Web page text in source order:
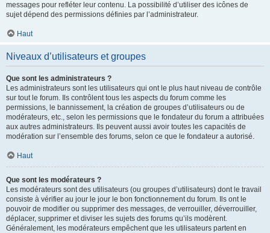
messages pour refléter leur contenu. La possibilité d’utiliser des icônes de
sujet dépend des permissions définies par l’administrateur.
Haut
Niveaux d’utilisateurs et groupes
Que sont les administrateurs ?
Les administrateurs sont les utilisateurs qui ont le plus haut niveau de contrôle
sur tout le forum. Ils contrôlent tous les aspects du forum comme les
permissions, le bannissement, la création de groupes d’utilisateurs ou de
modérateurs, etc., selon les permissions que le fondateur du forum a attribuées
aux autres administrateurs. Ils peuvent aussi avoir toutes les capacités de
modération sur l’ensemble des forums, selon ce que le fondateur a autorisé.
Haut
Que sont les modérateurs ?
Les modérateurs sont des utilisateurs (ou groupes d’utilisateurs) dont le travail
consiste à vérifier au jour le jour le bon fonctionnement du forum. Ils ont le
pouvoir de modifier ou supprimer des messages, de verrouiller, déverrouiller,
déplacer, supprimer et diviser les sujets des forums qu’ils modèrent.
Généralement, les modérateurs empêchent que les utilisateurs partent en